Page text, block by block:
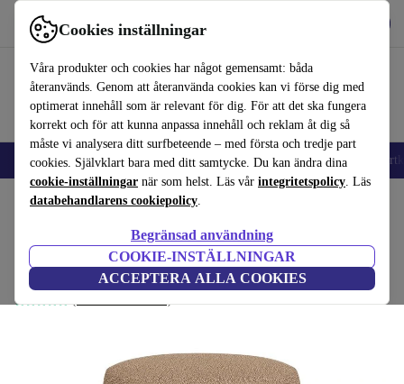
Cookies inställningar
Våra produkter och cookies har något gemensamt: båda
återanvänds. Genom att återanvända cookies kan vi förse dig med
optimerat innehåll som är relevant för dig. För att det ska fungera
korrekt och för att kunna anpassa innehåll och reklam åt dig så
måste vi analysera ditt surfbeteende – med första och tredje part
cookies. Självklart bara med ditt samtycke. Du kan ändra dina
cookie-inställningar när som helst. Läs vår integritetspolicy. Läs
databehandlarens cookiepolicy.
Begränsad användning
COOKIE-INSTÄLLNINGAR
ACCEPTERA ALLA COOKIES
Använd refurbed snabbt och enkelt
🎒 Back to school Mobiltelefoner Bärbara datorer Surfplattor
Hem Produkter Hushåll Möbler
No. 9 Pouf Time Blush
rosa